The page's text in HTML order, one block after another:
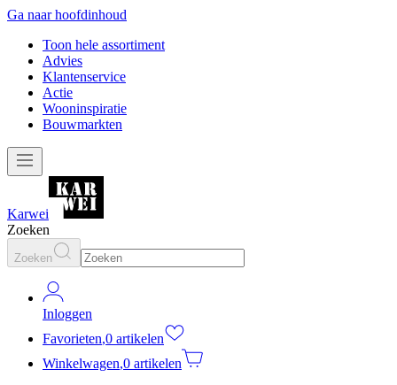
Ga naar hoofdinhoud
Toon hele assortiment
Advies
Klantenservice
Actie
Wooninspiratie
Bouwmarkten
Karwei
Zoeken
Zoeken
Inloggen
Favorieten,0 artikelen
Winkelwagen,0 artikelen